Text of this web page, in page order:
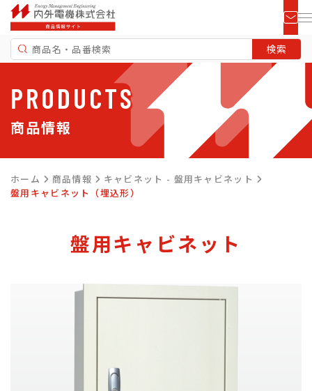
PRODUCTS
商品情報
ホーム 商品情報
キャビネット - 盤用キャビネット
盤用キャビネット（埋込形）
盤用キャビネット